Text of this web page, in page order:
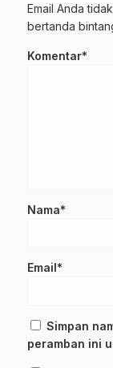
Email Anda
bertanda
Komentar*
Nama*
Email*
Simpan
peramban ini